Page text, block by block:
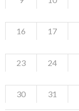
16 17
23 24
30 31